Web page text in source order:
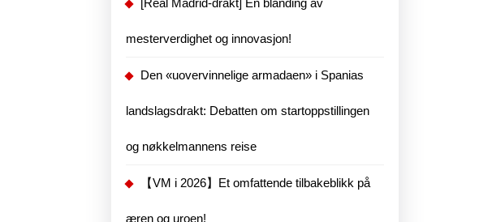
[Real Madrid-drakt] En blanding av
mesterverdighet og innovasjon!
Den «uovervinnelige armadaen» i Spanias
landslagsdrakt: Debatten om startoppstillingen
og nøkkelmannens reise
【VM i 2026】Et omfattende tilbakeblikk på
æren og uroen!